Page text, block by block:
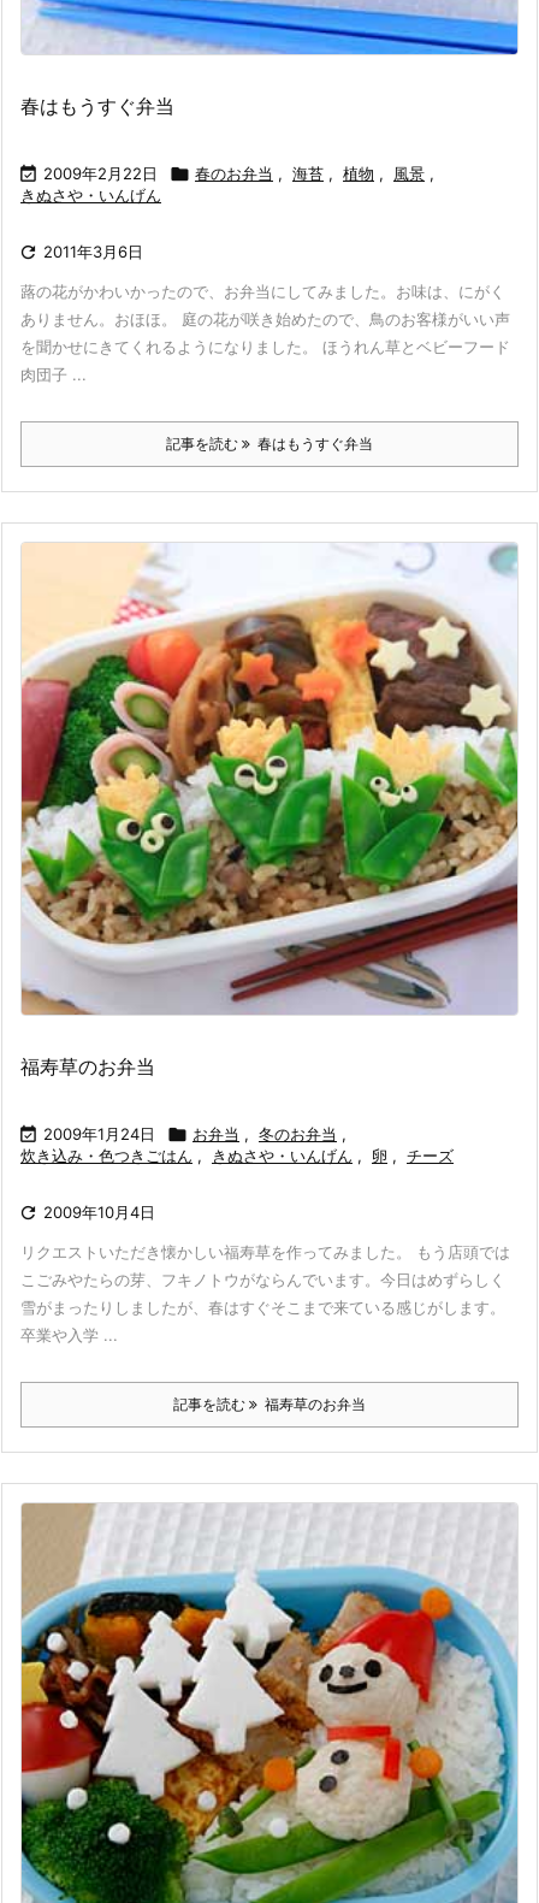
春はもうすぐ弁当
 2009年2月22日  春のお弁当 , 海苔 , 植物 , 風景 ,
きぬさや・いんげん
 2011年3月6日
蕗の花がかわいかったので、お弁当にしてみました。お味は、にがく
ありません。おほほ。 庭の花が咲き始めたので、鳥のお客様がいい声
を聞かせにきてくれるようになりました。 ほうれん草とベビーフード
肉団子 ...
記事を読む 春はもうすぐ弁当
福寿草のお弁当
 2009年1月24日  お弁当 , 冬のお弁当 ,
炊き込み・色つきごはん , きぬさや・いんげん , 卵 , チーズ
 2009年10月4日
リクエストいただき懐かしい福寿草を作ってみました。 もう店頭では
こごみやたらの芽、フキノトウがならんでいます。今日はめずらしく
雪がまったりしましたが、春はすぐそこまで来ている感じがします。
卒業や入学 ...
記事を読む 福寿草のお弁当